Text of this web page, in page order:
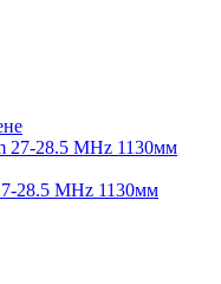
28.5 MHz 1130мм